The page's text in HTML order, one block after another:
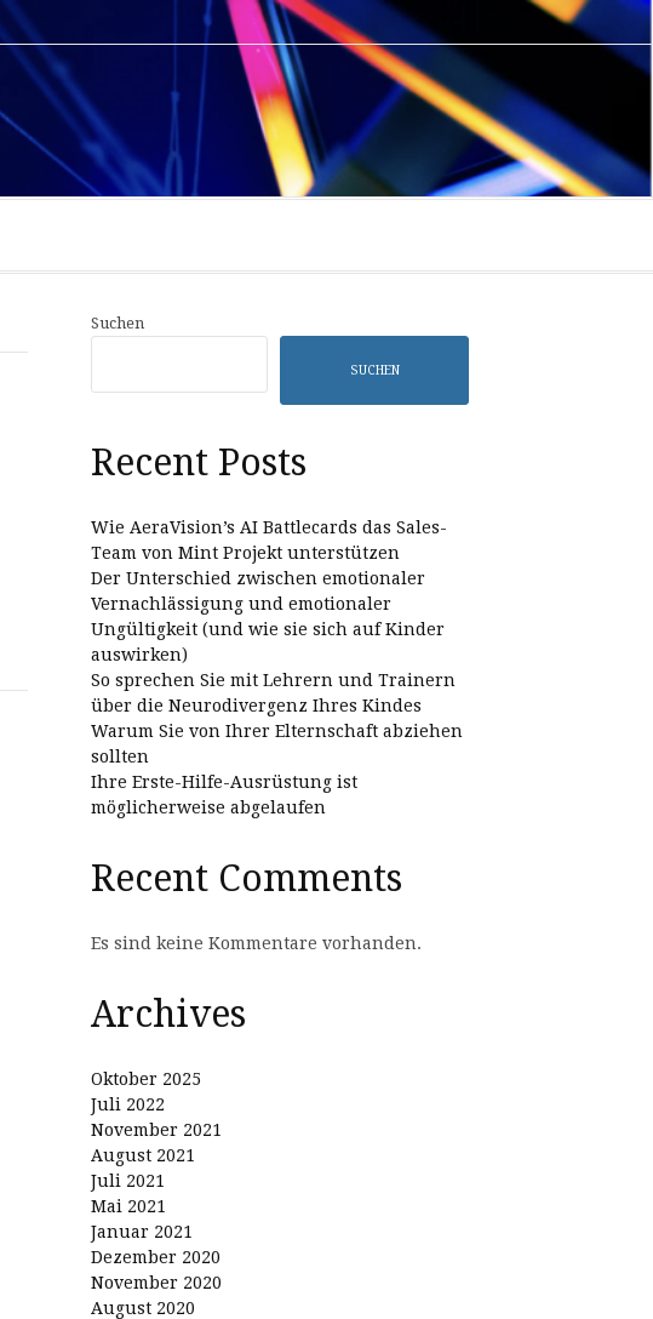
Policy
Page
Suchen
SUCHEN
Recent Posts
Wie AeraVision’s AI Battlecards das Sales-
Team von Mint Projekt unterstützen
Der Unterschied zwischen emotionaler
Vernachlässigung und emotionaler
Ungültigkeit (und wie sie sich auf Kinder
auswirken)
So sprechen Sie mit Lehrern und Trainern
über die Neurodivergenz Ihres Kindes
Warum Sie von Ihrer Elternschaft abziehen
sollten
Ihre Erste-Hilfe-Ausrüstung ist
möglicherweise abgelaufen
Recent Comments
Es sind keine Kommentare vorhanden.
Archives
Oktober 2025
Juli 2022
November 2021
August 2021
Juli 2021
Mai 2021
Januar 2021
Dezember 2020
November 2020
August 2020